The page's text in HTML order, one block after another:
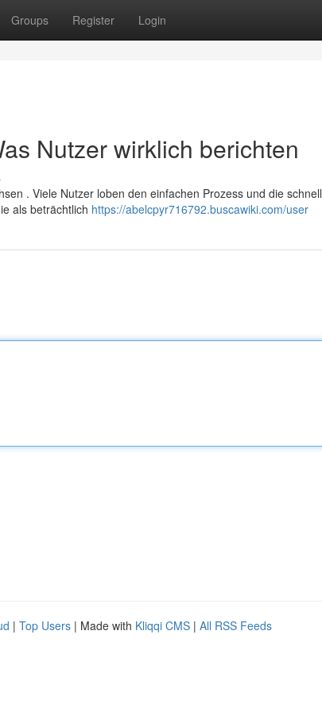
Groups Register Login
Nutzer wirklich berichten
. Viele Nutzer loben den einfachen Prozess und die
als beträchtlich https://abelcpyr716792.buscawiki.com/user
| Top Users | Made with Kliqqi CMS | All RSS Feeds